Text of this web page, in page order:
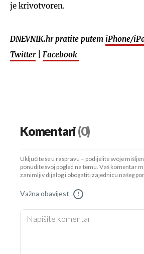
je krivotvoren.
DNEVNIK.hr pratite putem iPhone/
Twitter| Facebook
Komentari(0)
Uključite se u raspravu – podijelite svoje
ponudite svoj pogled na temu. Vaš komentar
zanimljiv dijalog i obogatiti zajednicu našeg
Važna obavijest !